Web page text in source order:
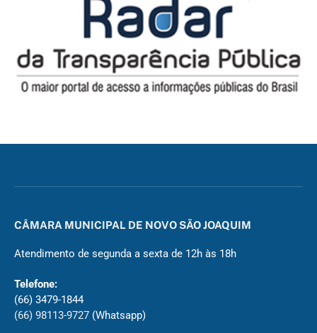
CÂMARA MUNICIPAL DE NOVO SÃO JOAQUIM
Atendimento de segunda a sexta de 12h às 18h
Telefone:
(66) 3479-1844
(66) 98113-9727 (Whatsapp)